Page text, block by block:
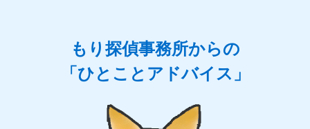
もり探偵事務所からの
「ひとことアドバイス」